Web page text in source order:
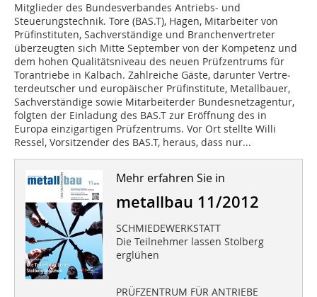
Mitglieder des Bundesverbandes An­triebs- und
Steuerungstechnik. Tore (BAS.T), Hagen, Mitarbeiter von
Prüf­instituten, Sachverständige und Branchenver­treter
überzeugten sich Mitte September von der Kompetenz und
dem hohen Qualitäts­niveau des neuen Prüfzentrums für
Torantriebe in Kalbach. Zahlreiche Gäste, darunter Vertre­
terdeutscher und europäischer Prüfinstitute, Metallbauer,
Sachverständige sowie Mitarbei­terder Bundesnetzagentur,
folgten der Ein­ladung des BAS.T zur Eröffnung des in
Europa einzigartigen Prüfzentrums. Vor Ort stellte Willi
Ressel, Vorsitzender des BAS.T, heraus, dass nur...
Mehr erfahren Sie in
metallbau 11/2012
SCHMIEDEWERKSTATT
Die Teilnehmer lassen Stolberg
erglühen
PRÜFZENTRUM FÜR ANTRIEBE